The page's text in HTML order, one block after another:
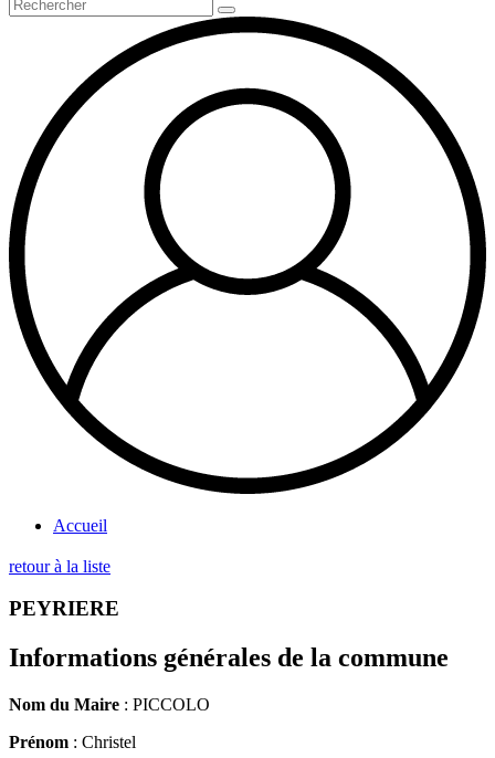
Accueil
retour à la liste
PEYRIERE
Informations générales de la commune
Nom du Maire : PICCOLO
Prénom : Christel